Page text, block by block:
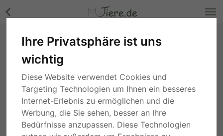
Ihre Privatsphäre ist uns
wichtig
Diese Website verwendet Cookies und
Targeting Technologien um Ihnen ein besseres
Internet-Erlebnis zu ermöglichen und die
Werbung, die Sie sehen, besser an Ihre
Bedürfnisse anzupassen. Diese Technologien
Tupac, Mischling Welpen - Rüde Bilder
Nordrhein-Westfalen